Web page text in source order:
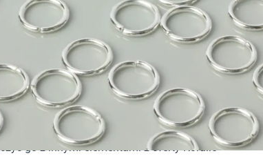
metal
półfabrykat do biżuterii handmade
i wykańczać projekty w spójny sposób
go z innymi elementami z oferty Korallo